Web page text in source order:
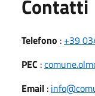
Contatti
Telefono : +39
PEC :
Email :